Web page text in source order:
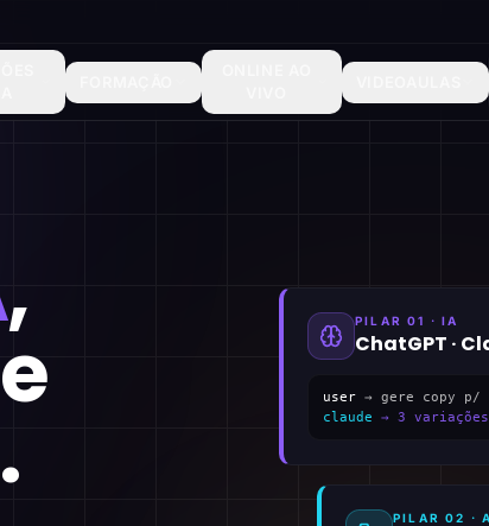
,
e
.
PILAR 01 · IA
ChatGPT ·
user → gere copy p/
claude → 3 variações
PILAR 02 ·